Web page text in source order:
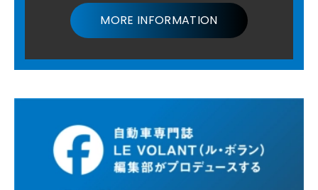
MORE INFORMATION